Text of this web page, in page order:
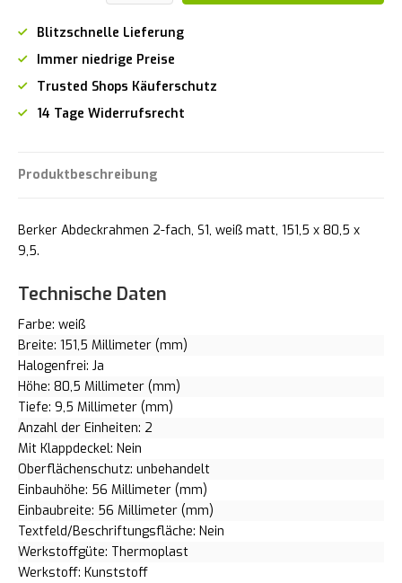
Blitzschnelle Lieferung
Immer niedrige Preise
Trusted Shops Käuferschutz
14 Tage Widerrufsrecht
Produktbeschreibung
Berker Abdeckrahmen 2-fach, S1, weiß matt, 151,5 x 80,5 x
9,5.
Technische Daten
Farbe: weiß
Breite: 151,5 Millimeter (mm)
Halogenfrei: Ja
Höhe: 80,5 Millimeter (mm)
Tiefe: 9,5 Millimeter (mm)
Anzahl der Einheiten: 2
Mit Klappdeckel: Nein
Oberflächenschutz: unbehandelt
Einbauhöhe: 56 Millimeter (mm)
Einbaubreite: 56 Millimeter (mm)
Textfeld/Beschriftungsfläche: Nein
Werkstoffgüte: Thermoplast
Werkstoff: Kunststoff